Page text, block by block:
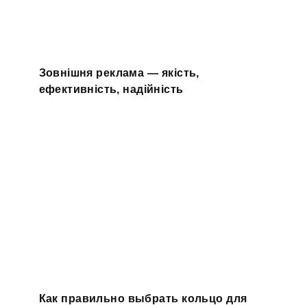
Зовнішня реклама — якість,
ефективність, надійність
Как правильно выбрать кольцо для